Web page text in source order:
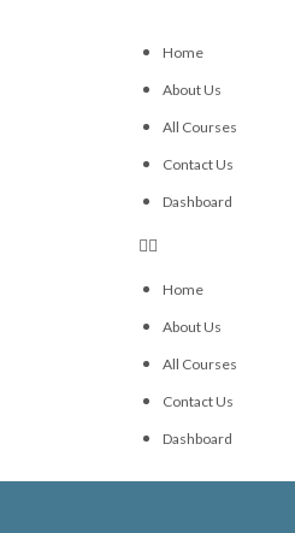
Home
About Us
All Courses
Contact Us
Dashboard
Home
About Us
All Courses
Contact Us
Dashboard